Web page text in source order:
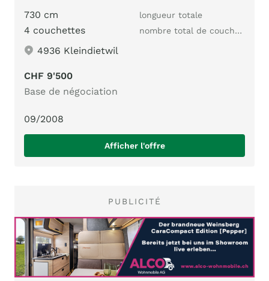
730 cm longueur totale
4 couchettes nombre total de couchages
4936 Kleindietwil
CHF 9'500
Base de négociation
09/2008
Afficher l'offre
PUBLICITÉ